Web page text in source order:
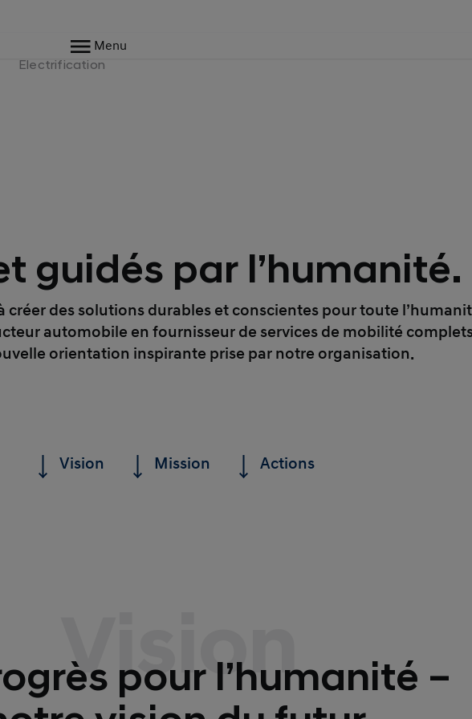
Electrification
Menu
guidés par l’humanité.
créer des solutions durables et conscientes pour toute
automobile en fournisseur de services de mobilité
orientation inspirante prise par notre organisation.
Vision Mission Actions
Vision
pour l’humanité –